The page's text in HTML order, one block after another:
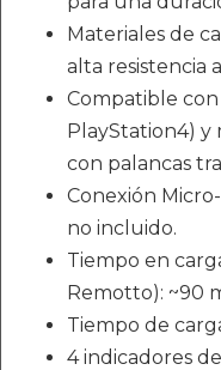
Materiales de
alta resistencia
Compatible
PlayStation4) y
con palancas
Conexión
no incluido.
Tiempo en
Remotto): ~90
Tiempo de
4 indicadores